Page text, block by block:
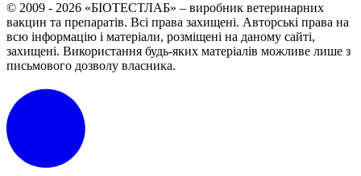
© 2009 - 2026 «БІОТЕСТЛАБ» – виробник ветеринарних
вакцин та препаратів. Всі права захищені. Авторські права на
всю інформацію і матеріали, розміщені на даному сайті,
захищені. Використання будь-яких матеріалів можливе лише з
письмового дозволу власника.